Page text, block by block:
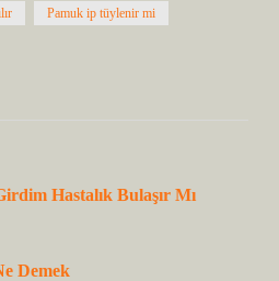
Pamuk ip tüylenir mi
Hastalık Bulaşır Mı
Demek